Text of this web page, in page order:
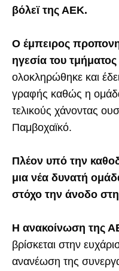
βόλεϊ της ΑΕΚ.
Ο έμπειρος
ηγεσία του τμήματος
ολοκληρώθηκε και
γραφής καθώς η
τελικούς χάνοντας
Παμβοχαϊκό.
Πλέον υπό την
μια νέα δυνατή
στόχο την άνοδο
Η ανακοίνωση της
βρίσκεται στην
ανανέωση της